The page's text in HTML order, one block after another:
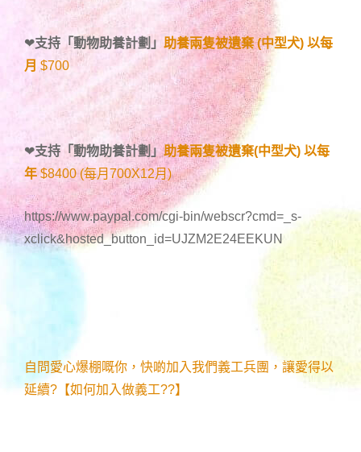
❤支持「動物助養計劃 」 助養兩隻被遺棄 (中型犬) 以每
月 $700
❤支持「動物助養計劃」助養兩隻被遺棄(中型犬) 以每
年 $8400 (每月700X12月)
https://www.paypal.com/cgi-bin/webscr?cmd=_s-
xclick&hosted_button_id=UJZM2E24EEKUN
自問愛心爆棚嘅你，快啲加入我們義工兵團，讓愛得以
延續?【如何加入做義工??】